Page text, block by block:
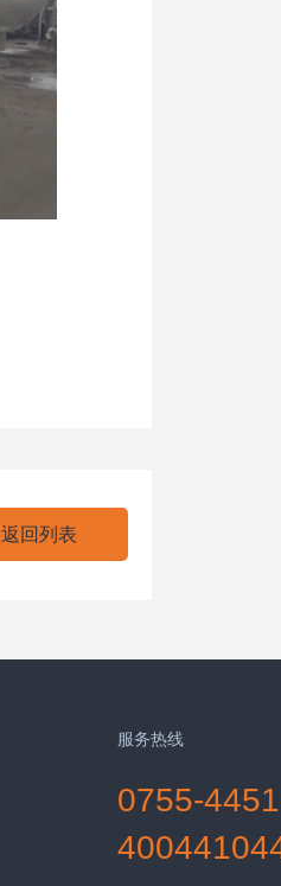
返回列表
服务热线
0755-